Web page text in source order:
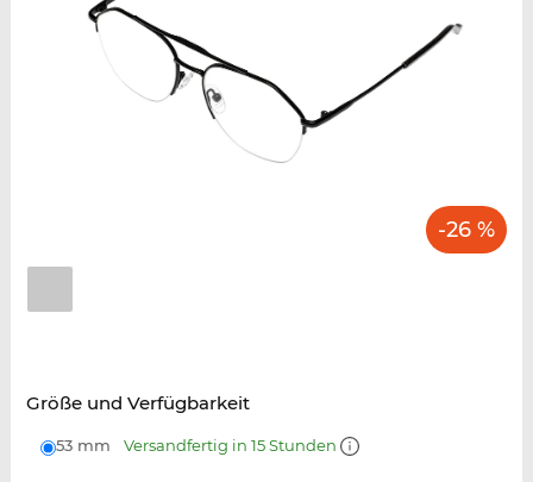
-26 %
Größe und Verfügbarkeit
53 mm Versandfertig in 15 Stunden